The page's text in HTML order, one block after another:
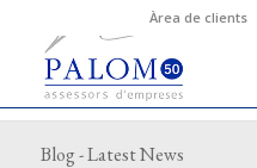
Àrea de clients
Blog - Latest News